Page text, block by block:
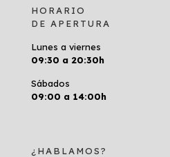
HORARIO
DE APERTURA
Lunes a viernes
09:30 a 20:30h
Sábados
09:00 a 14:00h
¿HABLAMOS?